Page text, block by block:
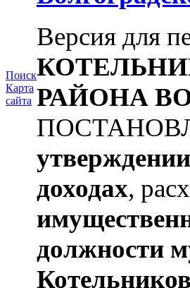
Поиск
Карта
сайта
Версия для
РАЙОНА
утверждении
доходах,
должности